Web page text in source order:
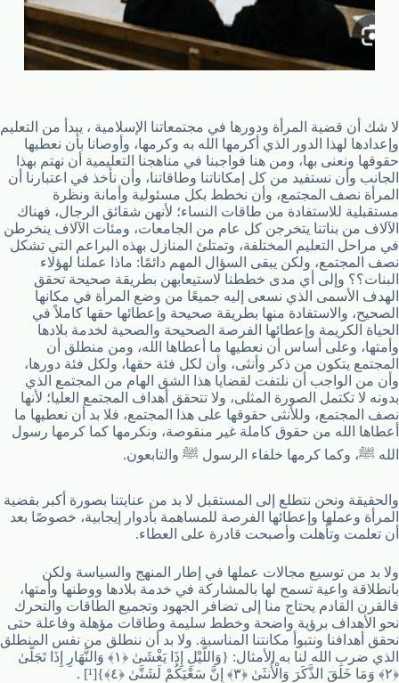
لا شك أن قضية المرأة ودورها في مجتمعاتنا الإسلامية ، يبدأ من التعليم
وإعدادها لهذا الدور الذي أكرمها الله به وكرمها، وأوصانا بأن نعطيها
حقوقها ونعنى بها، ومن هنا فواجبنا في مناهجنا التعليمية أن نهتم بهذا
الجانب وأن نستفيد من كل إمكاناتنا وطاقاتنا، وأن نأخذ في اعتبارنا أن
المرأة نصف المجتمع، وأن نخطط بكل مسئولية وأمانة ونظرة
مستقبلية للاستفادة من طاقات النساء؛ لأنهن شقائق الرجال، فهناك
الآلاف من بناتنا يتخرجن كل عام من الجامعات، ومئات الآلاف ينخرطن
في مراحل التعليم المختلفة، وتمتلئ المنازل بهذه البراعم التي تشكل
نصف المجتمع، ولكن يبقى السؤال المهم دائمًا: ماذا عملنا لهؤلاء
البنات؟؟ وإلى أي مدى خططنا لاستيعابهن بطريقة صحيحة تحقق
الهدف الأسمى الذي نسعى إليه جميعًا من وضع المرأة في مكانها
الصحيح، والاستفادة منها بطريقة صحيحة وإعطائها حقها كاملاً في
الحياة الكريمة وإعطائها الفرصة الصحيحة والصحية لخدمة بلادها
وأمتها، وعلى أساس أن نعطيها ما أعطاها الله، ومن منطلق أن
المجتمع يتكون من ذكر وأنثى، وأن لكل فئة حقها، ولكل فئة دورها،
وأن من الواجب أن نلتفت لقضايا هذا الشق الهام من المجتمع الذي
بدونه لا تكتمل الصورة المثلى، ولا تتحقق أهداف المجتمع العليا؛ لأنها
نصف المجتمع، وللأنثى حقوقها على هذا المجتمع، فلا بد أن نعطيها ما
أعطاها الله من حقوق كاملة غير منقوصة، ونكرمها كما كرمها رسول
الله ﷺ، وكما كرمها خلفاء الرسول ﷺ والتابعون.
والحقيقة ونحن نتطلع إلى المستقبل لا بد من عنايتنا بصورة أكبر بقضية
المرأة وعملها وإعطائها الفرصة للمساهمة بأدوار إيجابية، خصوصًا بعد
أن تعلمت وتأهلت وأصبحت قادرة على العطاء.
ولا بد من توسيع مجالات عملها في إطار المنهج والسياسة ولكن
بانطلاقة واعية تسمح لها بالمشاركة في خدمة بلادها ووطنها وأمتها،
فالقرن القادم يحتاج منا إلى تضافر الجهود وتجميع الطاقات والتحرك
نحو الأهداف برؤية واضحة وخطط سليمة وطاقات مؤهلة وفاعلة حتى
نحقق أهدافنا ونتبوأ مكانتنا المناسبة. ولا بد أن ننطلق من نفس المنطلق
الذي ضرب الله لنا به الأمثال: {وَاللَّيْلِ إِذَا يَغْشَىٰ ﴿١﴾ وَالنَّهَارِ إِذَا تَجَلَّىٰ
﴿٢﴾ وَمَا خَلَقَ الذَّكَرَ وَالْأُنثَىٰ ﴿٣﴾ إِنَّ سَعْيَكُمْ لَشَتَّىٰ ﴿٤﴾}[¹] .